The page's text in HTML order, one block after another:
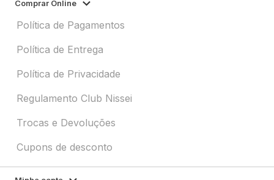
Comprar Online
Política de Pagamentos
Política de Entrega
Política de Privacidade
Regulamento Club Nissei
Trocas e Devoluções
Cupons de desconto